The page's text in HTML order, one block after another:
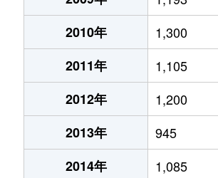
2010年
1,300
2011年
1,105
2012年
1,200
2013年
945
2014年
1,085